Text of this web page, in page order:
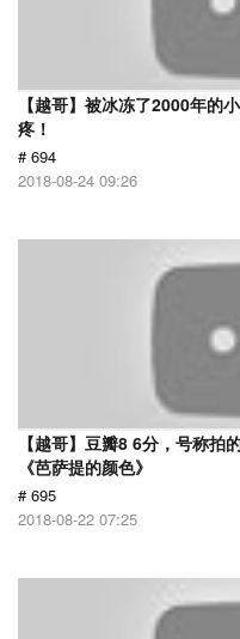
【越哥】被冰冻了2000年的
疼！
# 694
2018-08-24 09:26
【越哥】豆瓣8 6分，号称拍
《芭萨提的颜色》
# 695
2018-08-22 07:25